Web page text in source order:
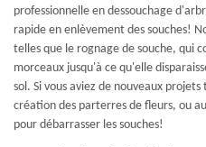
professionnelle en dessouchage
rapide en enlèvement des souches!
telles que le rognage de souche, qui
morceaux jusqu'à ce qu'elle
sol. Si vous aviez de nouveaux
création des parterres de fleurs, ou
pour débarrasser les souches!